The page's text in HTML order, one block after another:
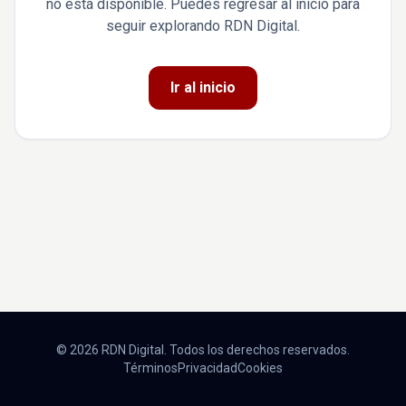
no está disponible. Puedes regresar al inicio para
seguir explorando RDN Digital.
Ir al inicio
© 2026 RDN Digital. Todos los derechos reservados.
TérminosPrivacidadCookies